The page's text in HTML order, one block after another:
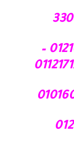
موبيل : – 01210403676 –